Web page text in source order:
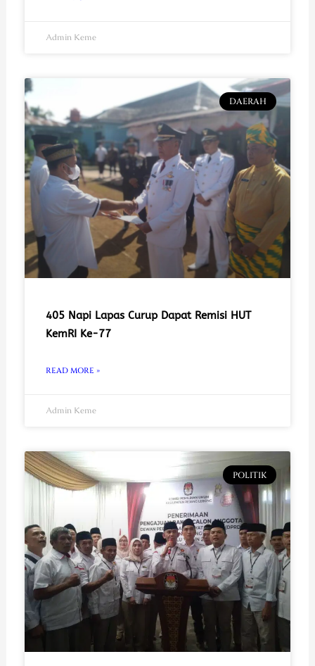
Admin Keme
DAERAH
405 Napi Lapas Curup Dapat Remisi HUT
KemRI Ke-77
READ MORE »
Admin Keme
POLITIK